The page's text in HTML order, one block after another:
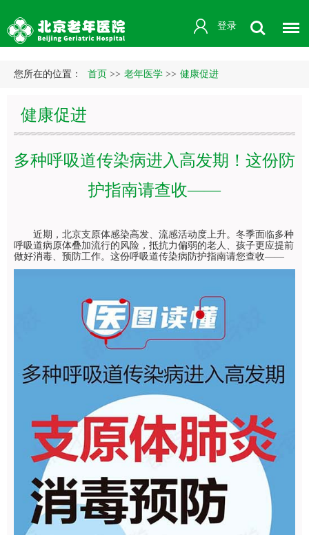
登录
您所在的位置： 首页 >> 老年医学 >> 健康促进
健康促进
多种呼吸道传染病进入高发期！这份防
护指南请查收——
近期，北京支原体感染高发、流感活动度上升。冬季面临多种
呼吸道病原体叠加流行的风险，抵抗力偏弱的老人、孩子更应提前
做好消毒、预防工作。这份呼吸道传染病防护指南请您查收——